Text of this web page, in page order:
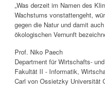
„Was derzeit im Namen des
Wachstums vonstattengeht,
gegen die Natur und damit
ökologischen Vernunft
Prof. Niko Paech
Department für Wirtschafts-
Fakultät II - Informatik,
Carl von Ossietzky Universität